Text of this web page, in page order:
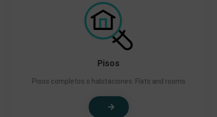
Pisos
Pisos completos o habitaciones. Flats and rooms